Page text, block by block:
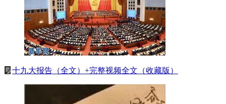
十九大报告（全文）+完整视频全文（收藏版）